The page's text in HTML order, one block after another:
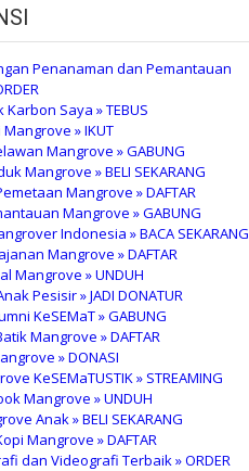
Penanaman dan Pemantauan
Karbon Saya » TEBUS
» IKUT
Mangrove » GABUNG
Mangrove » BELI SEKARANG
Mangrove » DAFTAR
Mangrove » GABUNG
Indonesia » BACA SEKARANG
Mangrove » DAFTAR
Mangrove » UNDUH
Pesisir » JADI DONATUR
KeSEMaT » GABUNG
Mangrove » DAFTAR
» DONASI
KeSEMaTUSTIK » STREAMING
Mangrove » UNDUH
Anak » BELI SEKARANG
Mangrove » DAFTAR
dan Videografi Terbaik » ORDER